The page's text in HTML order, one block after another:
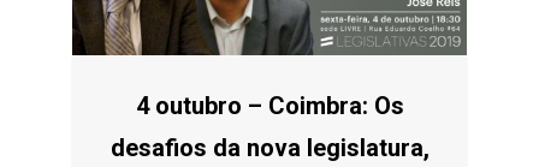
4 outubro – Coimbra: Os
desafios da nova legislatura,